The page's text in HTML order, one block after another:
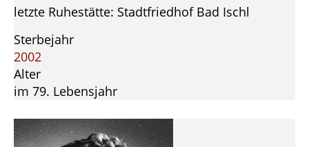
letzte Ruhestätte: Stadtfriedhof Bad Ischl
Sterbejahr
2002
Alter
im 79. Lebensjahr